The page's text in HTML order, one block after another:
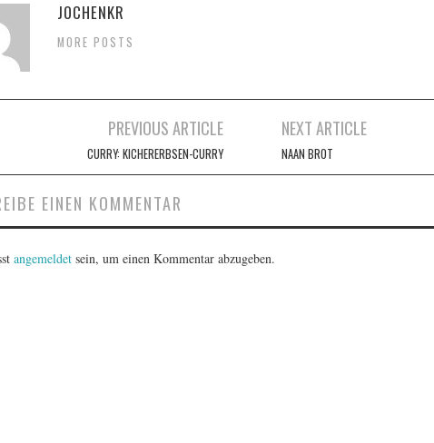
JOCHENKR
MORE POSTS
PREVIOUS ARTICLE
CURRY: KICHERERBSEN-CURRY
NEXT ARTICLE
NAAN BROT
EINEN KOMMENTAR
angemeldet sein, um einen Kommentar abzugeben.